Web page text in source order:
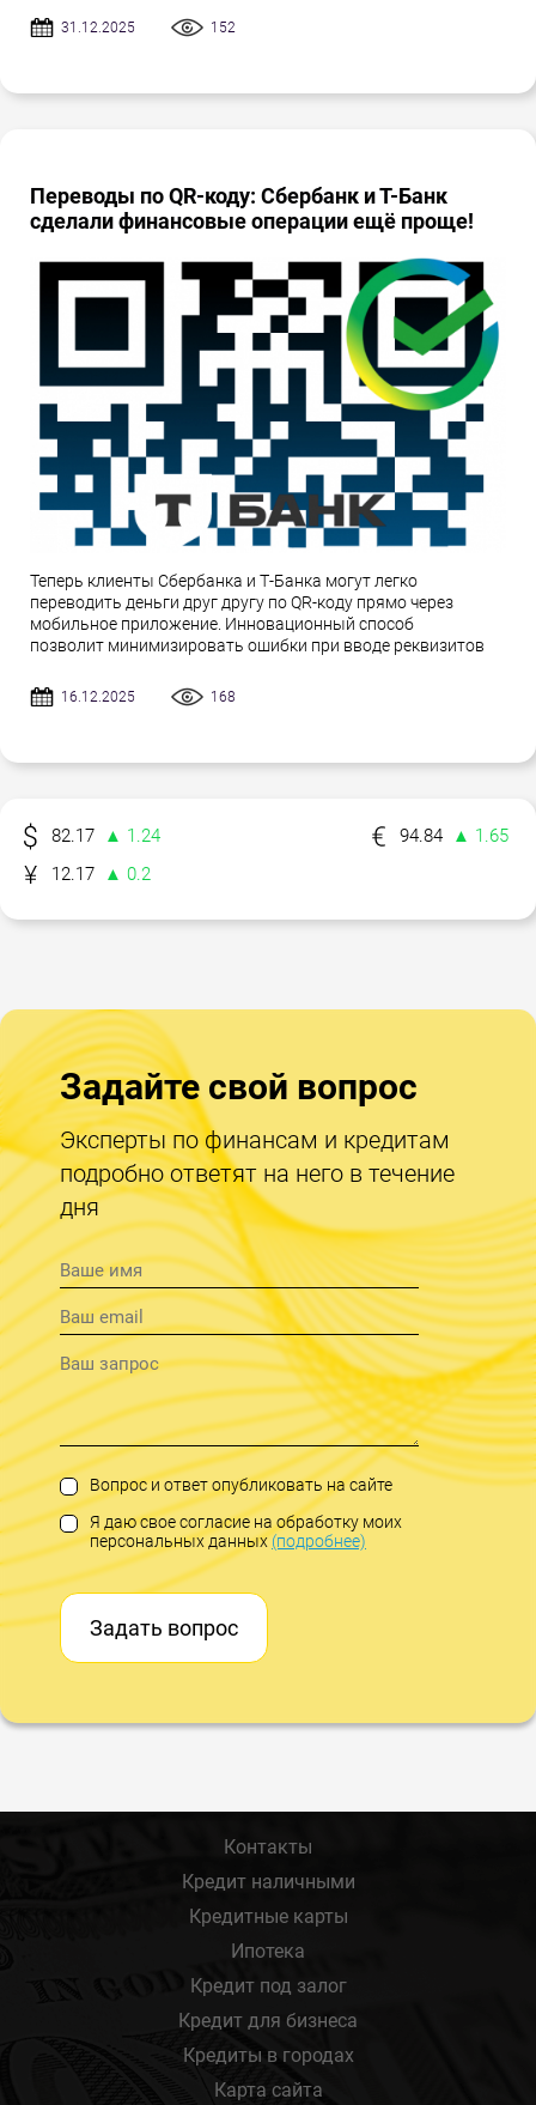
31.12.2025 152
Переводы по QR-коду: Сбербанк и Т-Банк
сделали финансовые операции ещё проще!
Теперь клиенты Сбербанка и Т-Банка могут легко
переводить деньги друг другу по QR-коду прямо через
мобильное приложение. Инновационный способ
позволит минимизировать ошибки при вводе реквизитов
16.12.2025 168
82.17 ▲ 1.24 94.84
▲ 1.65
12.17
▲ 0.2
Задайте свой вопрос
Эксперты по финансам и кредитам
подробно ответят на него в течение
дня
Вопрос и ответ опубликовать на сайте
Я даю свое согласие на обработку моих
персональных данных(подробнее)
Задать вопрос
Контакты
Кредит наличными
Кредитные карты
Ипотека
Кредит под залог
Кредит для бизнеса
Кредиты в городах
Карта сайта